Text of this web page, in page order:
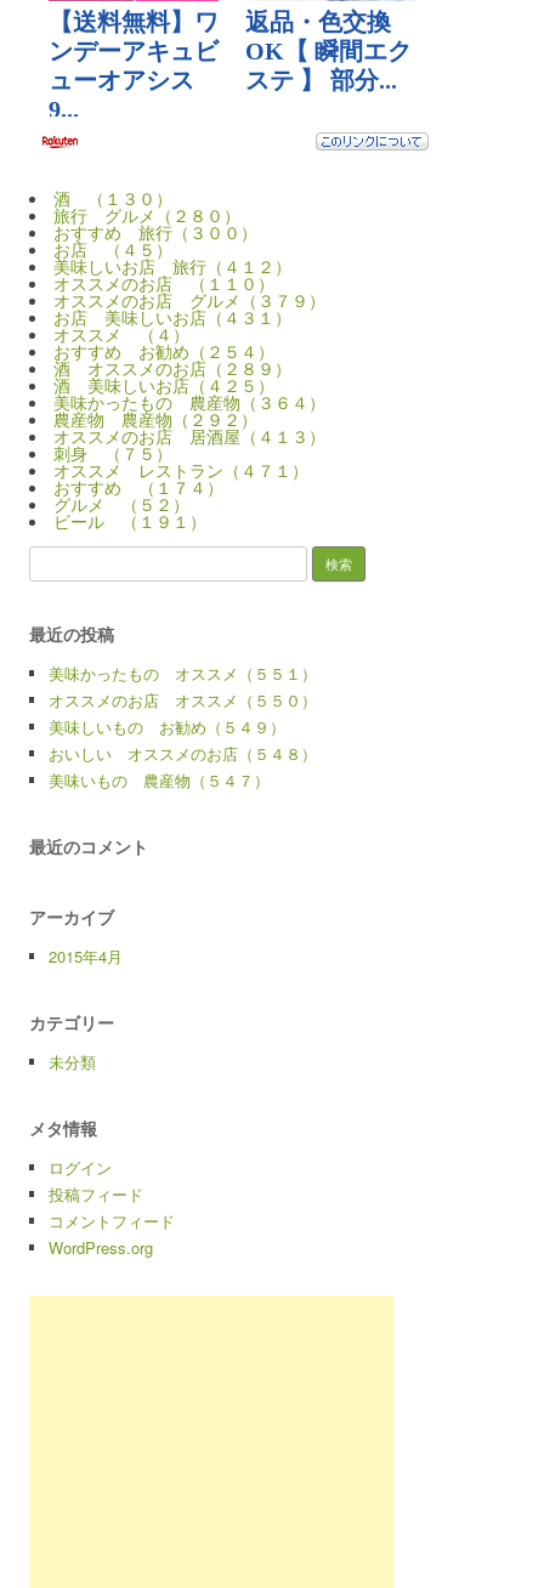
酒 （１３０）
旅行 グルメ（２８０）
おすすめ 旅行（３００）
お店 （４５）
美味しいお店 旅行（４１２）
オススメのお店 （１１０）
オススメのお店 グルメ（３７９）
お店 美味しいお店（４３１）
オススメ （４）
おすすめ お勧め（２５４）
酒 オススメのお店（２８９）
酒 美味しいお店（４２５）
美味かったもの 農産物（３６４）
農産物 農産物（２９２）
オススメのお店 居酒屋（４１３）
刺身 （７５）
オススメ レストラン（４７１）
おすすめ （１７４）
グルメ （５２）
ビール （１９１）
索:
最近の投稿
美味かったもの オススメ（５５１）
オススメのお店 オススメ（５５０）
美味しいもの お勧め（５４９）
おいしい オススメのお店（５４８）
美味いもの 農産物（５４７）
最近のコメント
アーカイブ
2015年4月
カテゴリー
未分類
メタ情報
ログイン
投稿フィード
コメントフィード
WordPress.org